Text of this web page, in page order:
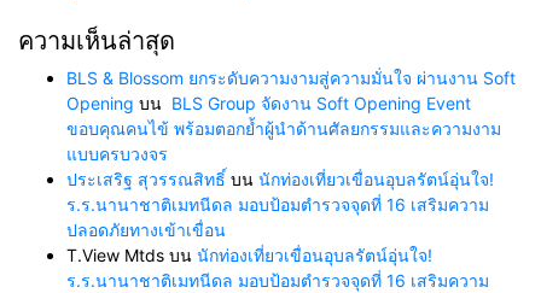
ความเห็นล่าสุด
BLS & Blossom ยกระดับความงามสู่ความมั่นใจ ผ่านงาน Soft
Opening บน BLS Group จัดงาน Soft Opening Event
ขอบคุณคนไข้ พร้อมตอกย้ำผู้นำด้านศัลยกรรมและความงาม
แบบครบวงจร
ประเสริฐ สุวรรณสิทธิ์ บน นักท่องเที่ยวเขื่อนอุบลรัตน์อุ่นใจ!
ร.ร.นานาชาติเมทนีดล มอบป้อมตำรวจจุดที่ 16 เสริมความ
ปลอดภัยทางเข้าเขื่อน
T.View Mtds บน นักท่องเที่ยวเขื่อนอุบลรัตน์อุ่นใจ!
ร.ร.นานาชาติเมทนีดล มอบป้อมตำรวจจุดที่ 16 เสริมความ